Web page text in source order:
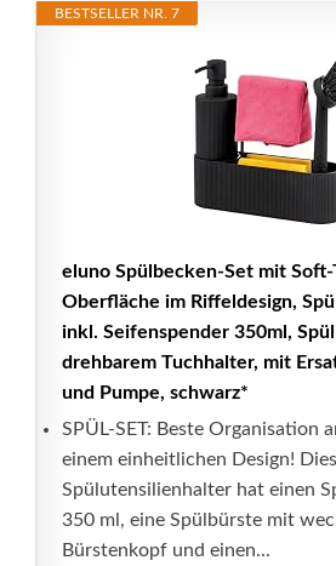
BESTSELLER NR. 7
eluno Spülbecken-Set mit Soft-
Oberfläche im Riffeldesign,
inkl. Seifenspender 350ml,
drehbarem Tuchhalter, mit
und Pumpe, schwarz*
SPÜL-SET: Beste Organisation
einem einheitlichen Design!
Spülutensilienhalter hat einen
350 ml, eine Spülbürste mit
Bürstenkopf und einen...